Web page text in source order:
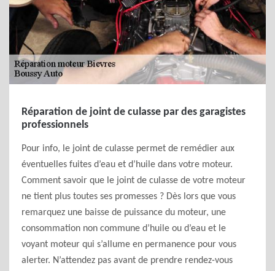
Réparation de joint de culasse par des garagistes
professionnels
Pour info, le joint de culasse permet de remédier aux
éventuelles fuites d’eau et d’huile dans votre moteur.
Comment savoir que le joint de culasse de votre moteur
ne tient plus toutes ses promesses ? Dès lors que vous
remarquez une baisse de puissance du moteur, une
consommation non commune d’huile ou d’eau et le
voyant moteur qui s’allume en permanence pour vous
alerter. N’attendez pas avant de prendre rendez-vous